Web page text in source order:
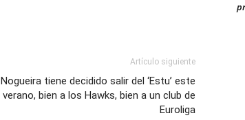
Artículo siguiente
Nogueira tiene decidido salir del ‘Estu’ este
verano, bien a los Hawks, bien a un club de
Euroliga